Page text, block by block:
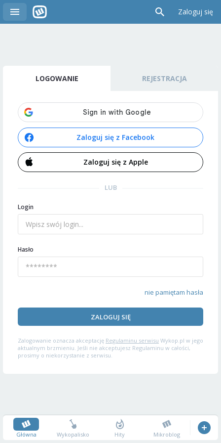
Zaloguj się
LOGOWANIE REJESTRACJA
Zaloguj się z Facebook
Zaloguj się z Apple
LUB
Login
Hasło
nie pamiętam hasła
ZALOGUJ SIĘ
Zalogowanie oznacza akceptację Regulaminu serwisu Wykop.pl w jego
aktualnym brzmieniu. Jeśli nie akceptujesz Regulaminu w całości,
prosimy o niekorzystanie z serwisu.
Główna Wykopalisko Hity Mikroblog